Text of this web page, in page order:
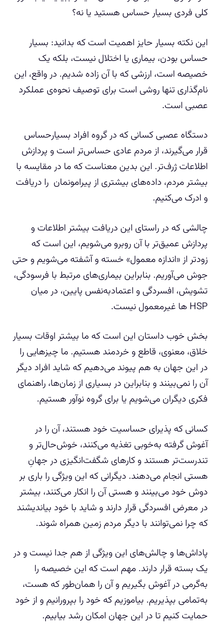
کلی فردی بسیار حساس هستید یا نه؟
این نکته بسیار حایز اهمیت است که بدانید: بسیار
حساس بودن، بیماری یا اختلال نیست، بلکه یک
خصیصه است، ارزشی که با آن زاده شدیم. در واقع، این
نام‌گذاری تنها روشی است برای توصیف نحوه‌ی عملکرد
عصبی است.
دستگاه عصبی کسانی که در گروه افراد بسیارحساس
قرار می‌گیرند، از مردم عادی حساس‌تر است و پردازش
اطلاعات ژرف‌تر. این بدین معناست که ما در مقایسه با
بیشتر مردم، داده‌های بیشتری از پیرامونمان را دریافت
و ادرک می‌کنیم.
چالشی که در راستای این دریافت بیشتر اطلاعات و
پردازش عمیق‌تر با آن روبرو می‌شویم، این است که
زودتر از «اندازه معمول» خسته و آشفته می‌شویم و حتی
جوش می‌آوریم. بنابراین بیماری‌های مرتبط با فرسودگی،
تشویش، افسردگی و اعتماد‌به‌نفس پایین، در میان
HSP ها غیرمعمول نیست.
بخش خوب داستان این است که ما بیشتر اوقات بسیار
خلاق، معنوی، قاطع و خردمند هستیم. ما چیزهایی را
در این جهان به هم پیوند می‌دهیم که شاید افراد دیگر
آن را نمی‌بینند و بنابراین در بسیاری از زمان‌ها، راهنمای
فکری دیگران می‌شویم یا برای گروه نوآور هستیم.
کسانی که پذیرای حساسیت خود هستند، آن را در
آغوش گرفته به‌خوبی تغذیه می‌کنند، خوش‌حال‌تر و
تندرست‌تر هستند و کارهای شگفت‌انگیزی در جهانِ
هستی انجام می‌دهند. دیگرانی که این ویژگی را باری بر
دوش خود می‌بینند و هستی آن را انکار می‌کنند، بیشتر
در معرض افسردگی قرار دارند و شاید با خود بیاندیشند
که چرا نمی‌توانند با دیگر مردم زمین همراه شوند.
پاداش‌ها و چالش‌های این ویژگی از هم جدا نیست و در
یک بسته قرار دارند. مهم است که این خصیصه را
به‌گرمی در آغوش بگیریم و آن را همان‌طور که هست،
به‌تمامی بپذیریم. بیاموزیم که خود را بپرورانیم و از خود
حمایت کنیم تا در این جهان امکان رشد بیابیم.